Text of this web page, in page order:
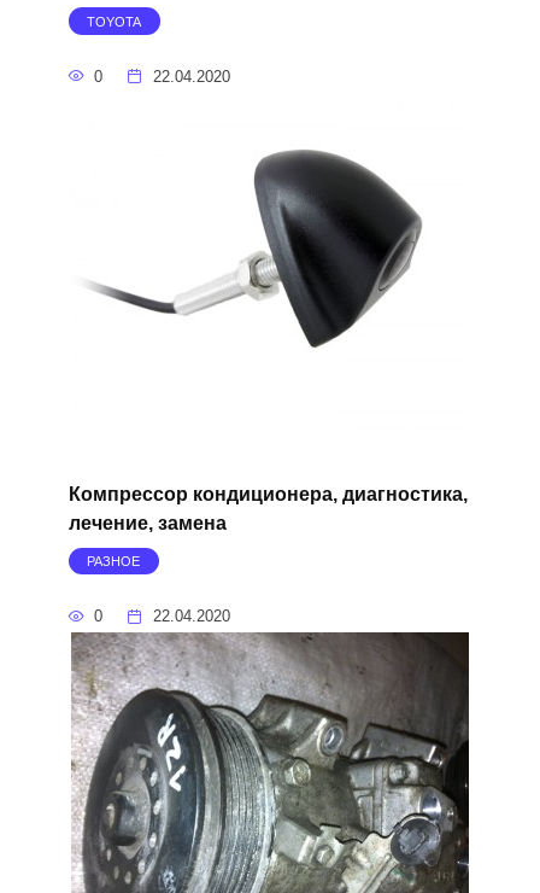
TOYOTA
0 22.04.2020
Компрессор кондиционера, диагностика,
лечение, замена
РАЗНОЕ
0 22.04.2020